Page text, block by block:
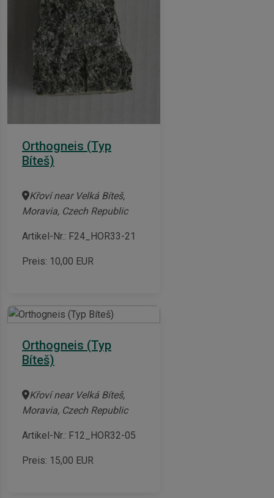
Orthogneis (Typ
Bíteš)
Křoví near Velká Bíteš,
Moravia, Czech Republic
Artikel-Nr.: F24_HOR33-21
Preis: 10,00 EUR
Orthogneis (Typ
Bíteš)
Křoví near Velká Bíteš,
Moravia, Czech Republic
Artikel-Nr.: F12_HOR32-05
Preis: 15,00 EUR